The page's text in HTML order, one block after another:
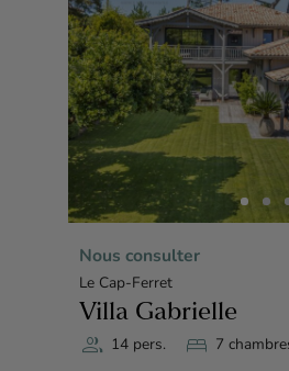
Nous consulter
Le Cap-Ferret
Villa Gabrielle
group 14 pers. bed 7